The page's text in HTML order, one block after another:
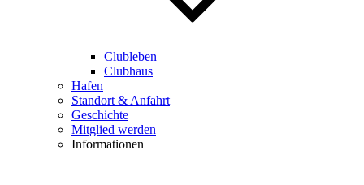
Clubleben
Clubhaus
Hafen
Standort & Anfahrt
Geschichte
Mitglied werden
Informationen